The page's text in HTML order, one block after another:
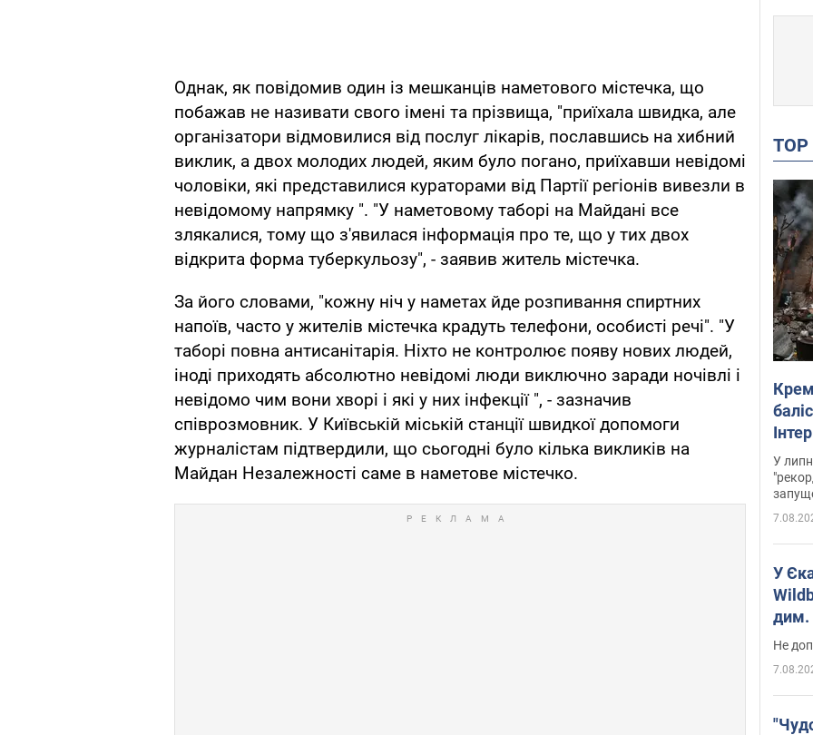
Однак, як повідомив один із мешканців наметового містечка, що
побажав не називати свого імені та прізвища, "приїхала швидка, але
організатори відмовилися від послуг лікарів, пославшись на хибний
виклик, а двох молодих людей, яким було погано, приїхавши невідомі
чоловіки, які представилися кураторами від Партії регіонів вивезли в
невідомому напрямку ". "У наметовому таборі на Майдані все
злякалися, тому що з'явилася інформація про те, що у тих двох
відкрита форма туберкульозу", - заявив житель містечка.
За його словами, "кожну ніч у наметах йде розпивання спиртних
напоїв, часто у жителів містечка крадуть телефони, особисті речі". "У
таборі повна антисанітарія. Ніхто не контролює появу нових людей,
іноді приходять абсолютно невідомі люди виключно заради ночівлі і
невідомо чим вони хворі і які у них інфекції ", - зазначив
співрозмовник. У Київській міській станції швидкої допомоги
журналістам підтвердили, що сьогодні було кілька викликів на
Майдан Незалежності саме в наметове містечко.
У
У
дим.
Не